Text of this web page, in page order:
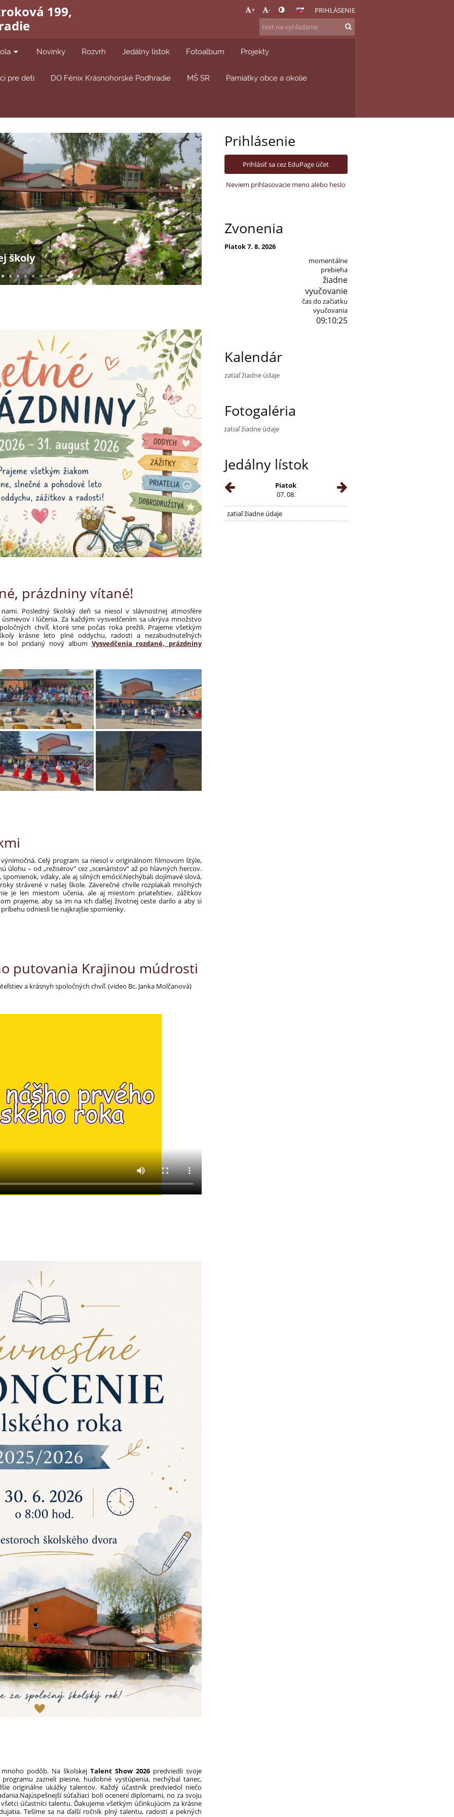
199,
+ - PRIHLÁSENIE
Novinky Rozvrh Jedálny lístok Fotoalbum Projekty
pre deti DO Fénix Krásnohorské Podhradie MŠ SR Pamiatky obce a okolie
prázdniny vítané!
Posledný školský deň sa niesol v slávnostnej atmosfére
i lúčenia. Za každým vysvedčením sa ukrýva množstvo
chvíľ, ktoré sme počas roka prežili. Prajeme všetkým
krásne leto plné oddychu, radosti a nezabudnuteľných
bol pridaný nový album Vysvedčenia rozdané, prázdniny
Celý program sa niesol v originálnom filmovom štýle,
– od „režisérov“ cez „scenáristov“ až po hlavných hercov.
vďaky, ale aj silných emócií.Nechýbali dojímavé slová,
strávené v našej škole. Záverečné chvíle rozplakali mnohých
je len miestom učenia, ale aj miestom priateľstiev, zážitkov
prajeme, aby sa im na ich ďalšej životnej ceste darilo a aby si
odniesli tie najkrajšie spomienky.
putovania Krajinou múdrosti
a krásnyh spoločných chvíľ. (video Bc. Janka Molčanová)
podôb. Na školskejTalent Show 2026 predviedli svoje
zazneli piesne, hudobné vystúpenia, nechýbal tanec,
originálne ukážky talentov. Každý účastník predviedol niečo
súťažiaci boli ocenení diplomami, no za svoju
účastníci talentu. Ďakujeme všetkým účinkujúcim za krásne
Tešíme sa na ďalší ročník plný talentu, radosti a pekných
Prihlásenie
Prihlásiť sa cez EduPage účet
Neviem prihlasovacie meno alebo heslo
Zvonenia
Piatok 7. 8. 2026
momentálne
prebieha
žiadne
vyučovanie
čas do začiatku
vyučovania
09:10:23
Kalendár
zatiaľ žiadne údaje
Fotogaléria
zatiaľ žiadne údaje
Jedálny lístok
Piatok
07. 08.
zatiaľ žiadne údaje